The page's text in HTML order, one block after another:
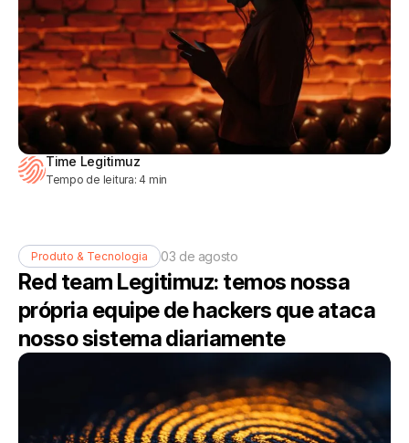
Time Legitimuz
Tempo de leitura: 4 min
Produto & Tecnologia 03 de agosto
Red team Legitimuz: temos nossa
própria equipe de hackers que ataca
nosso sistema diariamente